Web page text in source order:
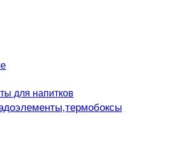
для напитков